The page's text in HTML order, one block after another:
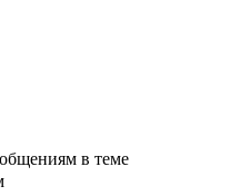
в теме